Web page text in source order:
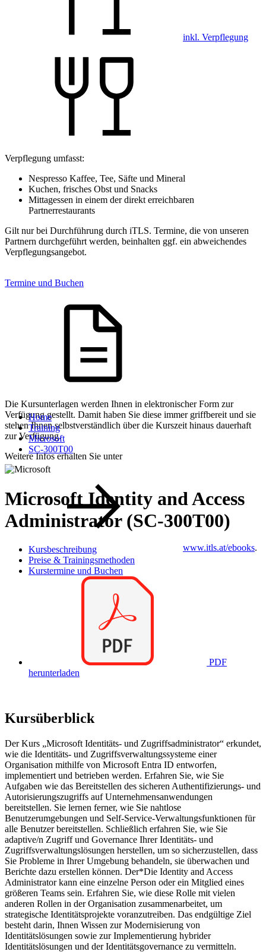
inkl. Verpflegung
Verpflegung umfasst:
Nespresso Kaffee, Tee, Säfte und Mineral
Kuchen, frisches Obst und Snacks
Mittagessen in einem der direkt erreichbaren
Partnerrestaurants
Gilt nur bei Durchführung durch iTLS. Termine, die von unseren
Partnern durchgeführt werden, beinhalten ggf. ein abweichendes
Verpflegungsangebot.
Termine und Buchen
Die Kursunterlagen werden Ihnen in elektronischer Form zur
Verfügung gestellt. Damit haben Sie diese immer griffbereit und sie
stehen Ihnen selbstverständlich über die Kurszeit hinaus dauerhaft
zur Verfügung.
Weitere Infos erhalten Sie unter
www.itls.at/ebooks.
Home
Training
Microsoft
SC-300T00
Microsoft Identity and Access
Administrator (SC-300T00)
Kursbeschreibung
Preise & Trainingsmethoden
Kurstermine und Buchen
PDF
herunterladen
Kursüberblick
Der Kurs „Microsoft Identitäts- und Zugriffsadministrator“ erkundet,
wie die Identitäts- und Zugriffsverwaltungssysteme einer
Organisation mithilfe von Microsoft Entra ID entworfen,
implementiert und betrieben werden. Erfahren Sie, wie Sie
Aufgaben wie das Bereitstellen des sicheren Authentifizierungs- und
Autorisierungszugriffs auf Unternehmensanwendungen
bereitstellen. Sie lernen ferner, wie Sie nahtlose
Benutzerumgebungen und Self-Service-Verwaltungsfunktionen für
alle Benutzer bereitstellen. Schließlich erfahren Sie, wie Sie
adaptive/n Zugriff und Governance Ihrer Identitäts- und
Zugriffsverwaltungslösungen herstellen, um so sicherzustellen, dass
Sie Probleme in Ihrer Umgebung behandeln, sie überwachen und
Berichte dazu erstellen können. Der*Die Identity and Access
Administrator kann eine einzelne Person oder ein Mitglied eines
größeren Teams sein. Erfahren Sie, wie diese Rolle mit vielen
anderen Rollen in der Organisation zusammenarbeitet, um
strategische Identitätsprojekte voranzutreiben. Das endgültige Ziel
besteht darin, Ihnen Wissen zur Modernisierung von
Identitätslösungen sowie zur Implementierung hybrider
Identitätslösungen und der Identitätsgovernance zu vermitteln.